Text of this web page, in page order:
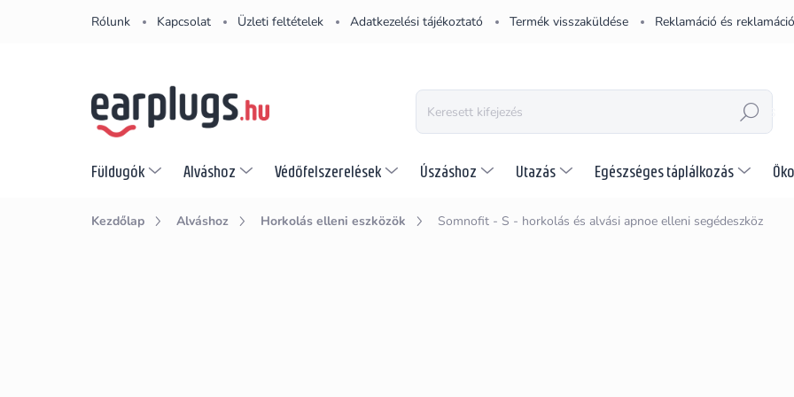
Rólunk Kapcsolat Üzleti feltételek Adatkezelési tájékoztató Termék visszaküldése Reklamáció és
KERESÉS
Füldugók Alváshoz Védőfelszerelések Úszáshoz Utazás Egészséges táplálkozás
Kezdőlap Alváshoz Horkolás elleni eszközök Somnofit - S - horkolás és alvási apnoe elleni segédeszköz